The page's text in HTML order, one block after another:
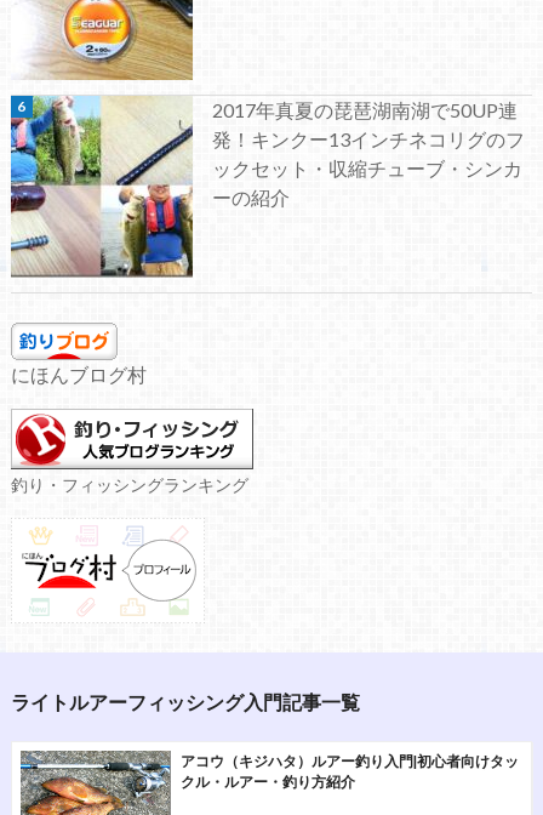
2017年真夏の琵琶湖南湖で50UP連
発！キンクー13インチネコリグのフ
ックセット・収縮チューブ・シンカ
ーの紹介
にほんブログ村
釣り・フィッシングランキング
ライトルアーフィッシング入門記事一覧
アコウ（キジハタ）ルアー釣り入門|初心者向けタッ
クル・ルアー・釣り方紹介